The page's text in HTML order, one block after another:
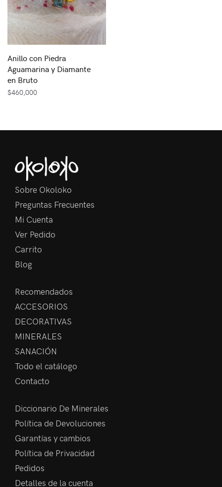
Anillo con Piedra
Aguamarina y Diamante
en Bruto
$460,000
Sobre Okoloko
Preguntas Frecuentes
Mi Cuenta
Ver Pedido
Carrito
Blog
Recomendados
ACCESORIOS
DECORATIVAS
MINERALES
SANACIÓN
Todo el catálogo
Contacto
Diccionario De Minerales
Política de Devoluciones
Garantías y cambios
Política de Privacidad
Pedidos
Detalles de la cuenta